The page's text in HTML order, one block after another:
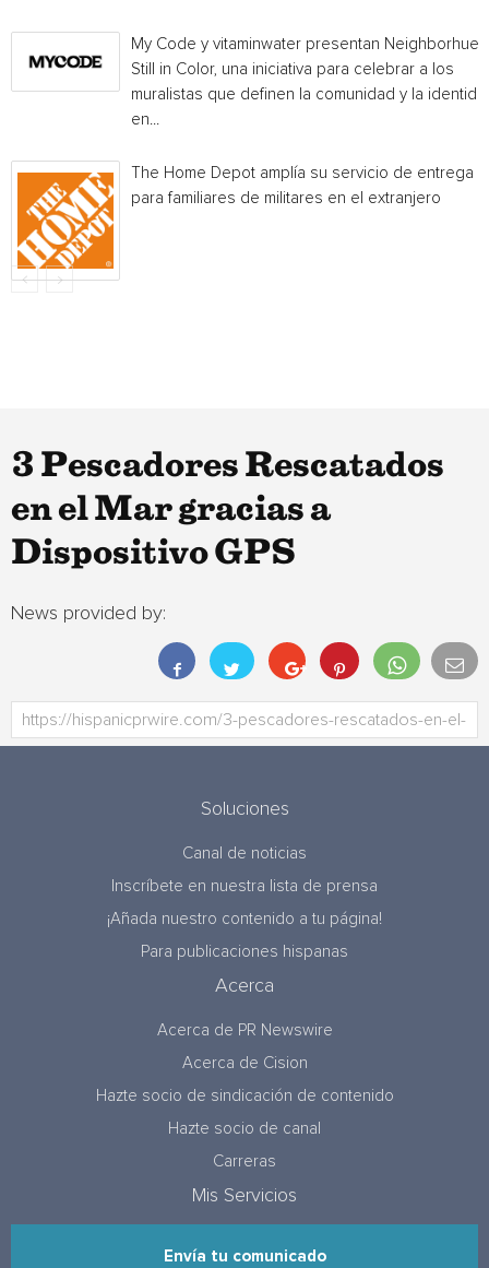
My Code y vitaminwater presentan Neighborhue:
Still in Color, una iniciativa para celebrar a los
muralistas que definen la comunidad y la
en...
The Home Depot amplía su servicio de entrega
para familiares de militares en el extranjero
3 Pescadores Rescatados
en el Mar gracias a
Dispositivo GPS
News provided by:
Soluciones
Canal de noticias
Inscríbete en nuestra lista de prensa
¡Añada nuestro contenido a tu página!
Para publicaciones hispanas
Acerca
Acerca de PR Newswire
Acerca de Cision
Hazte socio de sindicación de contenido
Hazte socio de canal
Carreras
Mis Servicios
Envía tu comunicado